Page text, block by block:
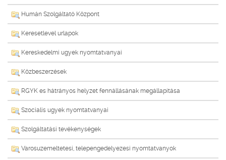
Humán Szolgáltató Központ
Keresetlevel urlapok
Kereskedelmi ugyek nyomtatvanyai
Közbeszerzések
RGYK es hátrányos helyzet fennállásának megállapítása
Szocialis ugyek nyomtatvanyai
Szolgáltatási tevékenységek
Varosuzemeltetesi, telepengedelyezesi nyomtatvanyok